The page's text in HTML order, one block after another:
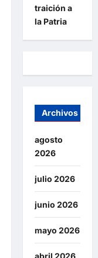
traición a
la Patria
Archivos
agosto
2026
julio 2026
junio 2026
mayo 2026